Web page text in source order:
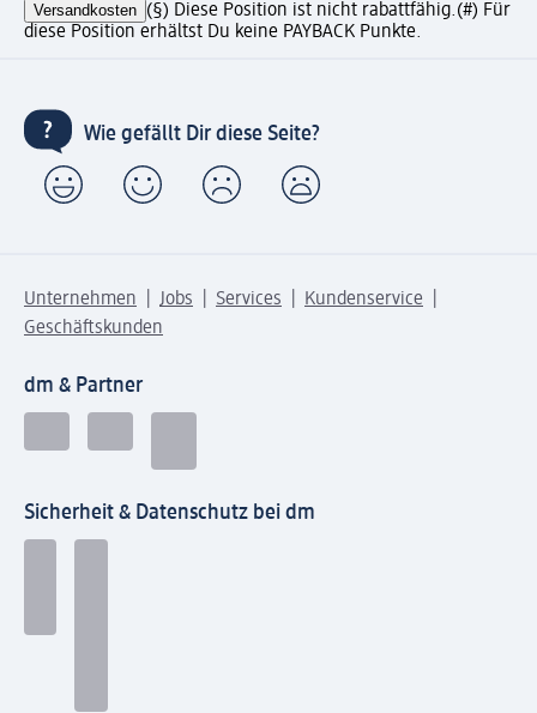
Versandkosten (§) Diese Position ist nicht rabattfähig.(#) Für
diese Position erhältst Du keine PAYBACK Punkte.
Wie gefällt Dir diese Seite?
Unternehmen Jobs Services
Kundenservice
Geschäftskunden
dm & Partner
Sicherheit & Datenschutz bei dm